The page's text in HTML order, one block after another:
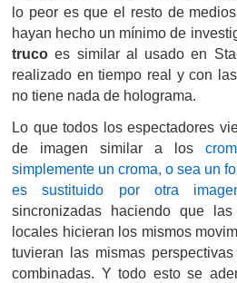
lo peor es que el resto de
hayan hecho un mínimo de
truco es similar al usado en
realizado en tiempo real y con
no tiene nada de holograma.
Lo que todos los espectadores
de imagen similar a los
simplemente un croma, o sea un
es sustituido por otra
sincronizadas haciendo que
locales hicieran los mismos
tuvieran las mismas
combinadas. Y todo esto se